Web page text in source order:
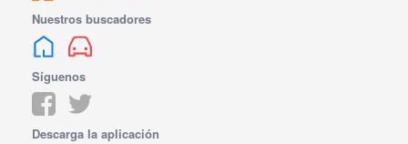
Nuestros buscadores
Síguenos
Descarga la aplicación